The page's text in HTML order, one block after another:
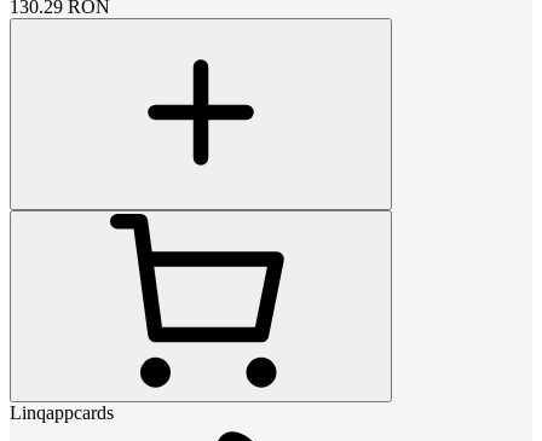
130.29 RON
Linqappcards